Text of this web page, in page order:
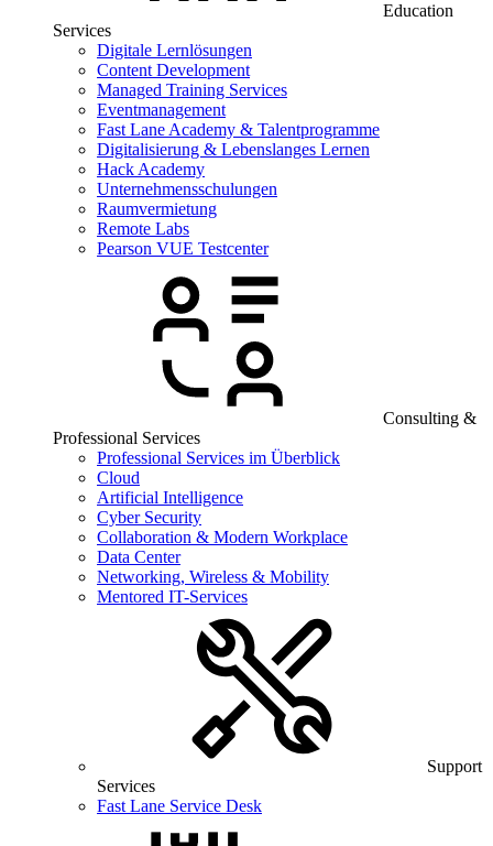
Education
Services
Digitale Lernlösungen
Content Development
Managed Training Services
Eventmanagement
Fast Lane Academy & Talentprogramme
Digitalisierung & Lebenslanges Lernen
Hack Academy
Unternehmensschulungen
Raumvermietung
Remote Labs
Pearson VUE Testcenter
Consulting &
Professional Services
Professional Services im Überblick
Cloud
Artificial Intelligence
Cyber Security
Collaboration & Modern Workplace
Data Center
Networking, Wireless & Mobility
Mentored IT-Services
Support
Services
Fast Lane Service Desk